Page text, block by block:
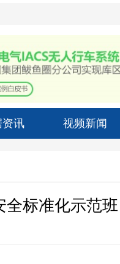
讯 视频新闻
全标准化示范班